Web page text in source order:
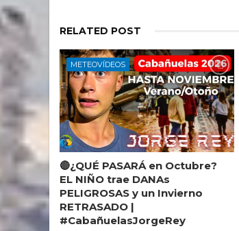
RELATED POST
METEOVÍDEOS
🔴¿QUÉ PASARÁ en Octubre?
EL NIÑO trae DANAs
PELIGROSAS y un Invierno
RETRASADO |
#CabañuelasJorgeRey